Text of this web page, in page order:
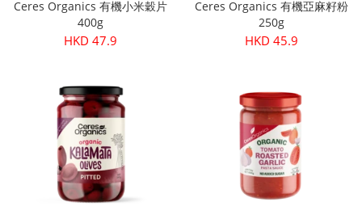
Ceres Organics 有機小米穀片
400g
HKD 47.9
Ceres Organics 有機亞麻籽粉
250g
HKD 45.9